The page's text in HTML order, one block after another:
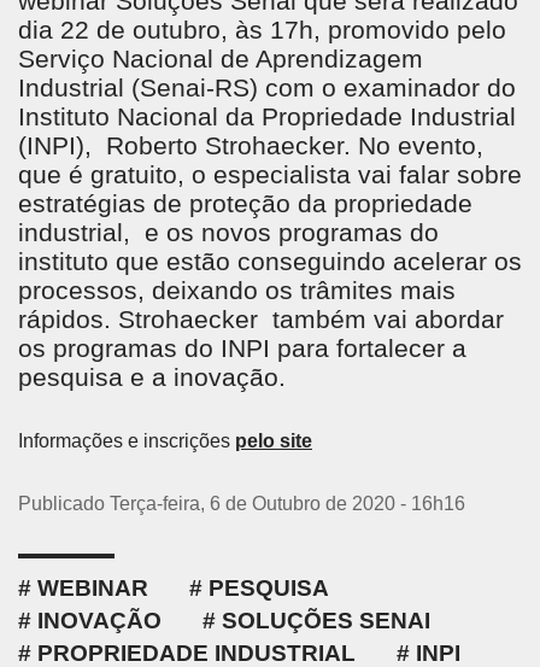
dia 22 de outubro, às 17h, promovido pelo
Serviço Nacional de Aprendizagem
Industrial (Senai-RS) com o examinador do
Instituto Nacional da Propriedade Industrial
(INPI), Roberto Strohaecker. No evento,
que é gratuito, o especialista vai falar sobre
estratégias de proteção da propriedade
industrial, e os novos programas do
instituto que estão conseguindo acelerar os
processos, deixando os trâmites mais
rápidos. Strohaecker também vai abordar
os programas do INPI para fortalecer a
pesquisa e a inovação.
Informações e inscrições pelo site
Publicado Terça-feira, 6 de Outubro de 2020 - 16h16
WEBINAR
PESQUISA
INOVAÇÃO
SOLUÇÕES SENAI
PROPRIEDADE INDUSTRIAL
INPI